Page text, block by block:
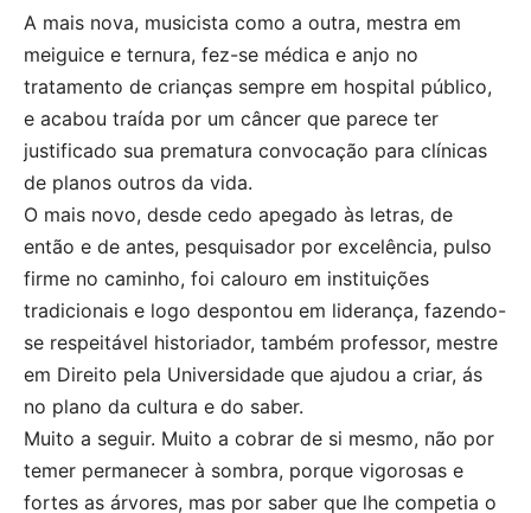
A mais nova, musicista como a outra, mestra em
meiguice e ternura, fez-se médica e anjo no
tratamento de crianças sempre em hospital público,
e acabou traída por um câncer que parece ter
justificado sua prematura convocação para clínicas
de planos outros da vida.
O mais novo, desde cedo apegado às letras, de
então e de antes, pesquisador por excelência, pulso
firme no caminho, foi calouro em instituições
tradicionais e logo despontou em liderança, fazendo-
se respeitável historiador, também professor, mestre
em Direito pela Universidade que ajudou a criar, ás
no plano da cultura e do saber.
Muito a seguir. Muito a cobrar de si mesmo, não por
temer permanecer à sombra, porque vigorosas e
fortes as árvores, mas por saber que lhe competia o